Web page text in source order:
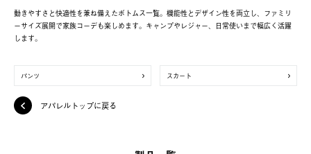
動きやすさと快適性を兼ね備えたボトムス一覧。機能性とデザイン性を両立し、ファミリ
ーサイズ展開で家族コーデも楽しめます。キャンプやレジャー、日常使いまで幅広く活躍
します。
パンツ スカート
アパレルトップに戻る